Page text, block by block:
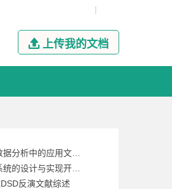
|
 上传我的文档
反演文献综述